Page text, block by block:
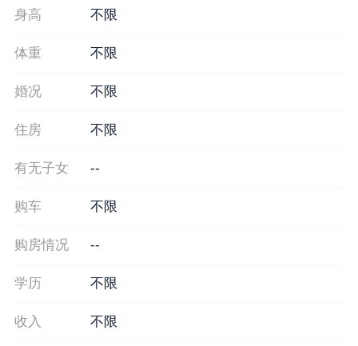
身高 不限
体重 不限
婚况 不限
住房 不限
有无子女 --
购车 不限
购房情况 --
学历 不限
收入 不限